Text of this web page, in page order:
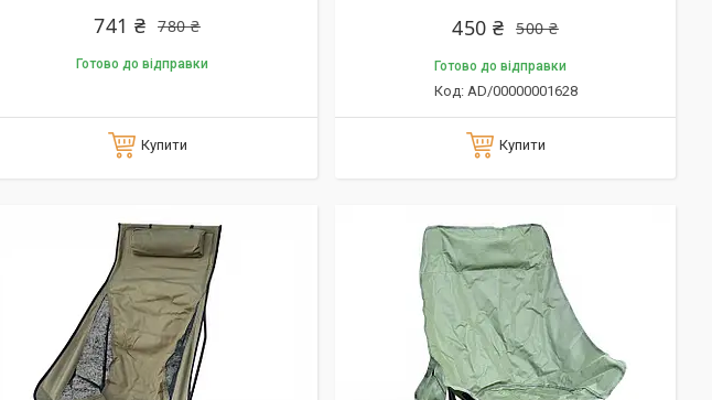
780 ₴
741 ₴
Готово до відправки
Купити
500 ₴
450 ₴
Готово до відправки
AD/00000001628
Купити